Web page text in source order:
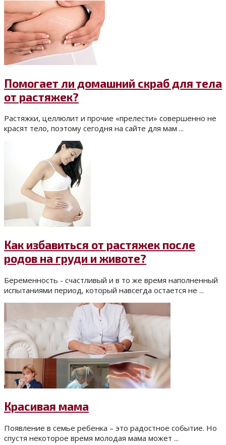
Помогает ли домашний скраб для тела
от растяжек?
Растяжки, целлюлит и прочие «прелести» совершенно не
красят тело, поэтому сегодня на сайте для мам ...
Как избавиться от растяжек после
родов на груди и животе?
Беременность - счастливый и в то же время наполненный
испытаниями период, который навсегда остается не ...
Красивая мама
Появление в семье ребенка – это радостное событие. Но
спустя некоторое время молодая мама может ...